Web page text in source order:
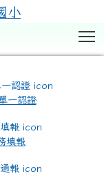
單一認證
填報